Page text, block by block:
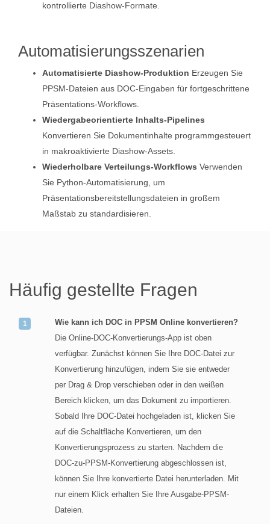
kontrollierte Diashow-Formate.
Automatisierungsszenarien
Automatisierte Diashow-Produktion Erzeugen Sie
PPSM-Dateien aus DOC-Eingaben für fortgeschrittene
Präsentations‑Workflows.
Wiedergabeorientierte Inhalts‑Pipelines
Konvertieren Sie Dokumentinhalte programmgesteuert
in makroaktivierte Diashow-Assets.
Wiederholbare Verteilungs‑Workflows Verwenden
Sie Python‑Automatisierung, um
Präsentationsbereitstellungsdateien in großem
Maßstab zu standardisieren.
Häufig gestellte Fragen
Wie kann ich DOC in PPSM Online konvertieren?
Die Online-DOC-Konvertierungs-App ist oben
verfügbar. Zunächst können Sie Ihre DOC-Datei zur
Konvertierung hinzufügen, indem Sie sie entweder
per Drag & Drop verschieben oder in den weißen
Bereich klicken, um das Dokument zu importieren.
Sobald Ihre DOC-Datei hochgeladen ist, klicken Sie
auf die Schaltfläche Konvertieren, um den
Konvertierungsprozess zu starten. Nachdem die
DOC-zu-PPSM-Konvertierung abgeschlossen ist,
können Sie Ihre konvertierte Datei herunterladen. Mit
nur einem Klick erhalten Sie Ihre Ausgabe-PPSM-
Dateien.